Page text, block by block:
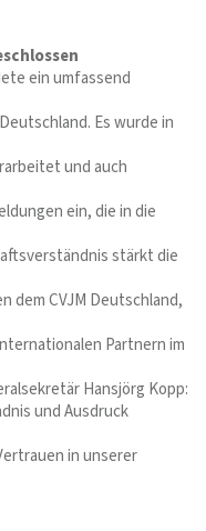
ein umfassend
Es wurde in
und auch
ein, die in die
stärkt die
dem CVJM Deutschland,
Partnern im
Hansjörg Kopp:
und Ausdruck
in unserer